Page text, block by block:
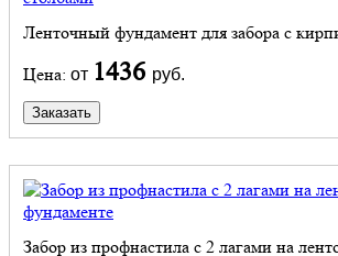
Ленточный фундамент для забора с
Цена: от 1436 руб.
Заказать
Забор из профнастила с 2 лагами на